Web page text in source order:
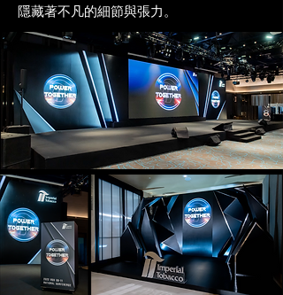
隱藏著不凡的細節與張力。